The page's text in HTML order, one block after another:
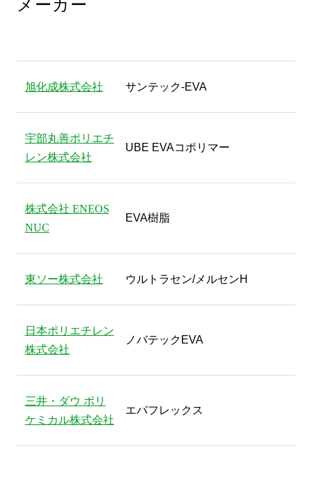
メーカー
旭化成株式会社 サンテック-EVA
宇部丸善ポリエチ
レン株式会社
UBE EVAコポリマー
株式会社 ENEOS
NUC
EVA樹脂
東ソー株式会社 ウルトラセン/メルセンH
日本ポリエチレン
株式会社
ノバテックEVA
三井・ダウ ポリ
ケミカル株式会社
エバフレックス